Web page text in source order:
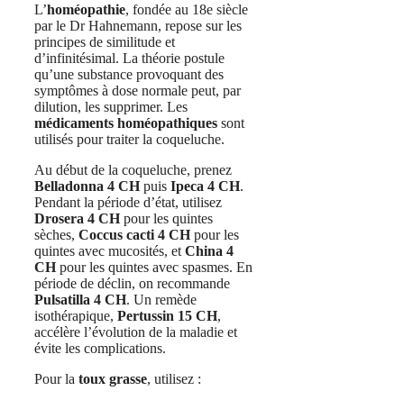
L’homéopathie, fondée au 18e siècle
par le Dr Hahnemann, repose sur les
principes de similitude et
d’infinitésimal. La théorie postule
qu’une substance provoquant des
symptômes à dose normale peut, par
dilution, les supprimer. Les
médicaments homéopathiques sont
utilisés pour traiter la coqueluche.
Au début de la coqueluche, prenez
Belladonna 4 CHpuis Ipeca 4 CH.
Pendant la période d’état, utilisez
Drosera 4 CHpour les quintes
sèches, Coccus cacti 4 CHpour les
quintes avec mucosités, et China 4
CHpour les quintes avec spasmes. En
période de déclin, on recommande
Pulsatilla 4 CH. Un remède
isothérapique, Pertussin 15 CH,
accélère l’évolution de la maladie et
évite les complications.
Pour la toux grasse, utilisez :